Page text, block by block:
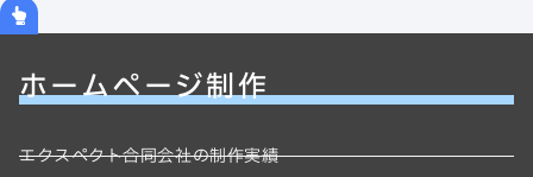
ホームページ制作
エクスペクト合同会社の制作実績